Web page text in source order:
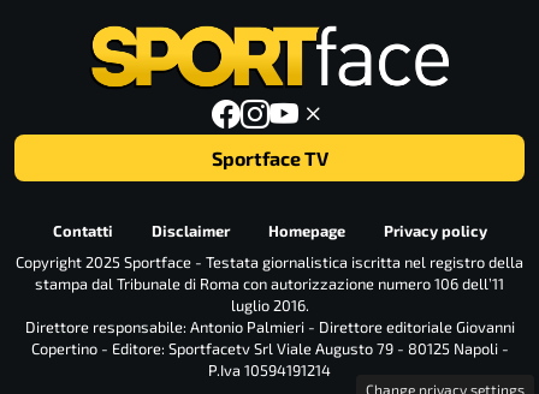
Sportface TV
Contatti Disclaimer Homepage
Privacy policy
Copyright 2025 Sportface - Testata giornalistica iscritta nel registro della
stampa dal Tribunale di Roma con autorizzazione numero 106 dell’11
luglio 2016.
Direttore responsabile: Antonio Palmieri - Direttore editoriale Giovanni
Copertino - Editore: Sportfacetv Srl Viale Augusto 79 - 80125 Napoli -
P.Iva 10594191214
Change privacy settings